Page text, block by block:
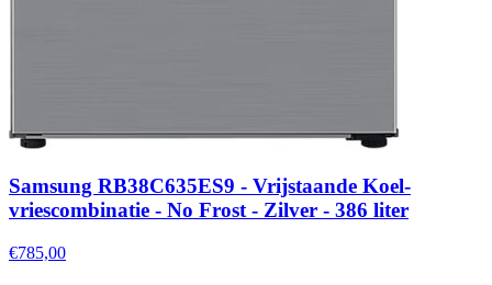
Samsung RB38C635ES9 - Vrijstaande Koel-
vriescombinatie - No Frost - Zilver - 386 liter
€785,00